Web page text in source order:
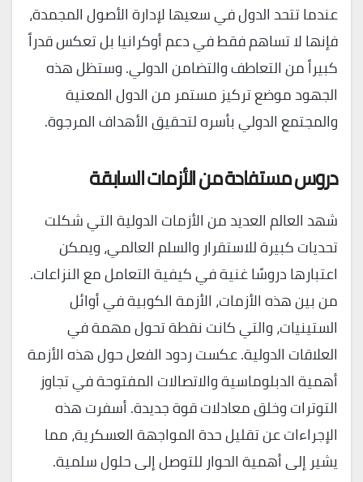
عندما تتحد الدول في سعيها لإدارة الأصول المجمدة،
فإنها لا تساهم فقط في دعم أوكرانيا بل تعكس قدراً
كبيراً من التعاطف والتضامن الدولي. وستظل هذه
الجهود موضع تركيز مستمر من الدول المعنية
والمجتمع الدولي بأسره لتحقيق الأهداف المرجوة.
دروس مستفادة من الأزمات السابقة
شهد العالم العديد من الأزمات الدولية التي شكلت
تحديات كبيرة للاستقرار والسلم العالمي، ويمكن
اعتبارها دروسًا غنية في كيفية التعامل مع النزاعات.
من بين هذه الأزمات، الأزمة الكوبية في أوائل
الستينيات، والتي كانت نقطة تحول مهمة في
العلاقات الدولية. عكست ردود الفعل حول هذه الأزمة
أهمية الدبلوماسية والاتصالات المفتوحة في تجاوز
التوترات وخلق معادلات قوة جديدة. أسفرت هذه
الإجراءات عن تقليل حدة المواجهة العسكرية، مما
يشير إلى أهمية الحوار للتوصل إلى حلول سلمية.